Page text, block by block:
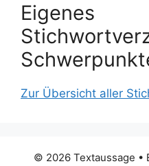
Eigenes
Zur Übersicht aller
© 2026 Textaussage •